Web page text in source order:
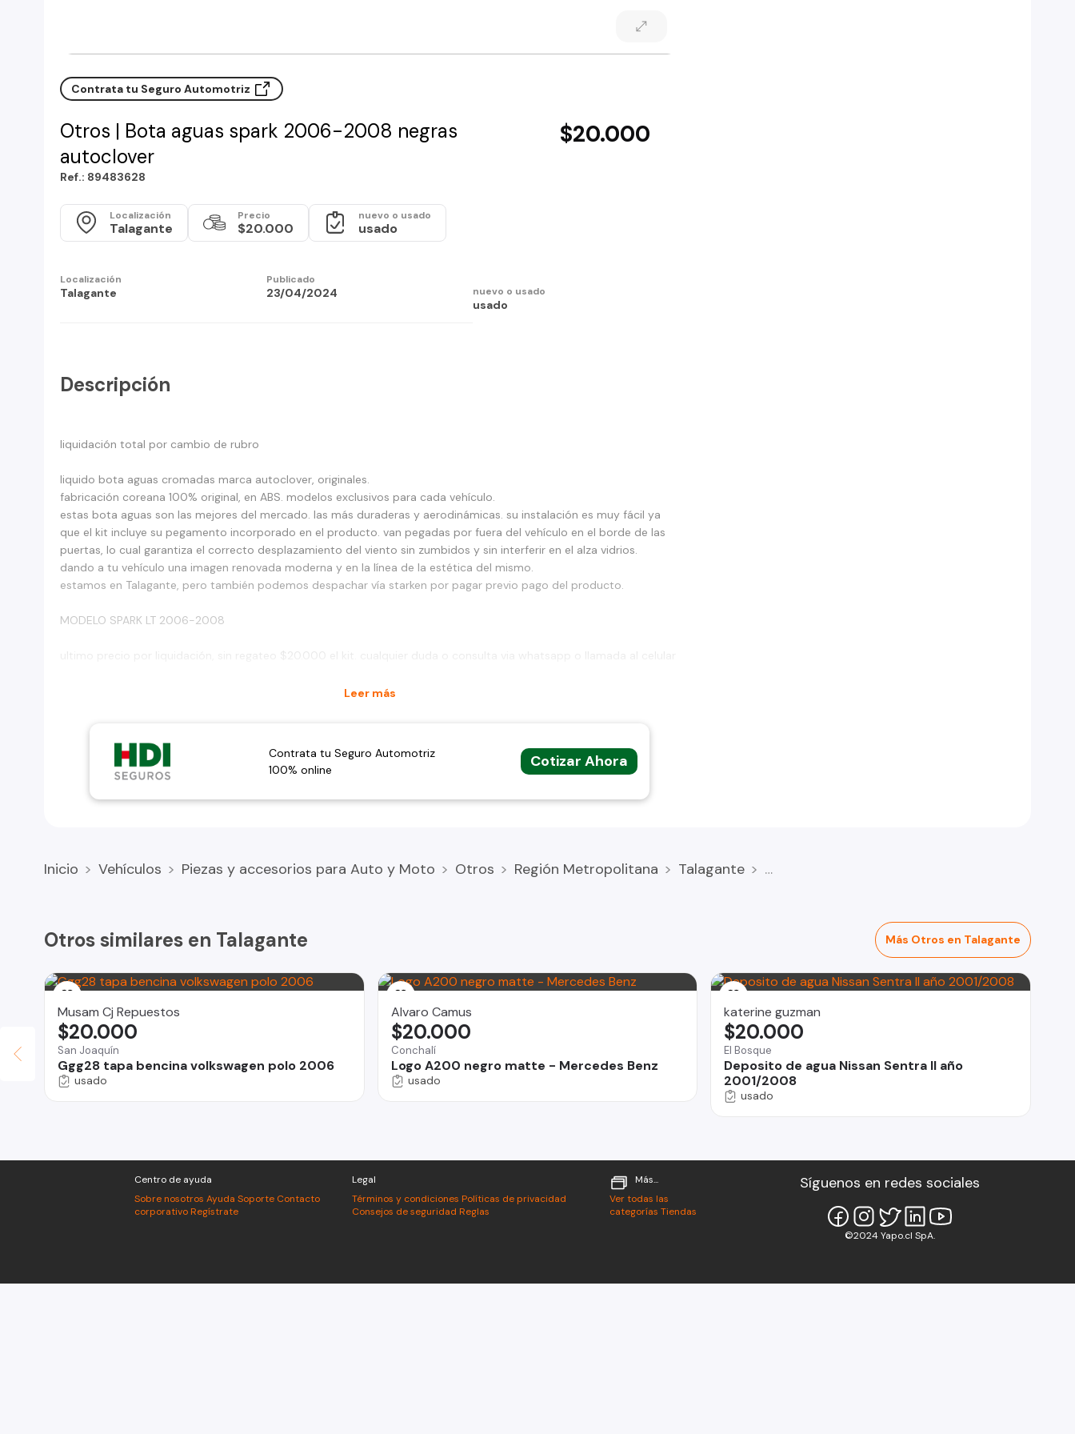
Contrata tu Seguro Automotriz
Otros | Bota aguas spark 2006-2008 negras
autoclover
$20.000
Ref.: 89483628
Localización
Talagante
Precio
$20.000
nuevo o usado
usado
Localización
Talagante
Publicado
23/04/2024 nuevo o usado
usado
Descripción
liquidación total por cambio de rubro
liquido bota aguas cromadas marca autoclover, originales.
fabricación coreana 100% original, en ABS. modelos exclusivos para cada vehículo.
estas bota aguas son las mejores del mercado. las más duraderas y aerodinámicas. su instalación es muy fácil ya
que el kit incluye su pegamento incorporado en el producto. van pegadas por fuera del vehículo en el borde de las
puertas, lo cual garantiza el correcto desplazamiento del viento sin zumbidos y sin interferir en el alza vidrios.
dando a tu vehículo una imagen renovada moderna y en la línea de la estética del mismo.
estamos en Talagante, pero también podemos despachar vía starken por pagar previo pago del producto.
MODELO SPARK LT 2006-2008
Leer más
Contrata tu Seguro Automotriz
100% online
Cotizar Ahora
Inicio Vehículos Piezas y accesorios para Auto y Moto Otros Región Metropolitana Talagante
Otros similares en Talagante Más Otros en Talagante
Musam Cj Repuestos
San Joaquín
Ggg28 tapa bencina volkswagen polo 2006
$20.000
usado
Alvaro Camus
Conchalí
Logo A200 negro matte - Mercedes Benz
$20.000
usado
katerine guzman
El Bosque
Deposito de agua Nissan Sentra ll año
2001/2008
$20.000
usado
Centro de ayuda
Sobre nosotros Ayuda Soporte Contacto
corporativo Regístrate
Legal
Términos y condiciones Políticas de privacidad
Consejos de seguridad Reglas
Más...
Ver todas las
categorías Tiendas
Síguenos en redes sociales
©2024 Yapo.cl SpA.